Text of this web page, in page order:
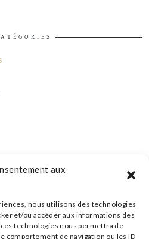
aux
nous utilisons des technologies
et/ou accéder aux informations des
technologies nous permettra de
comportement de navigation ou les ID